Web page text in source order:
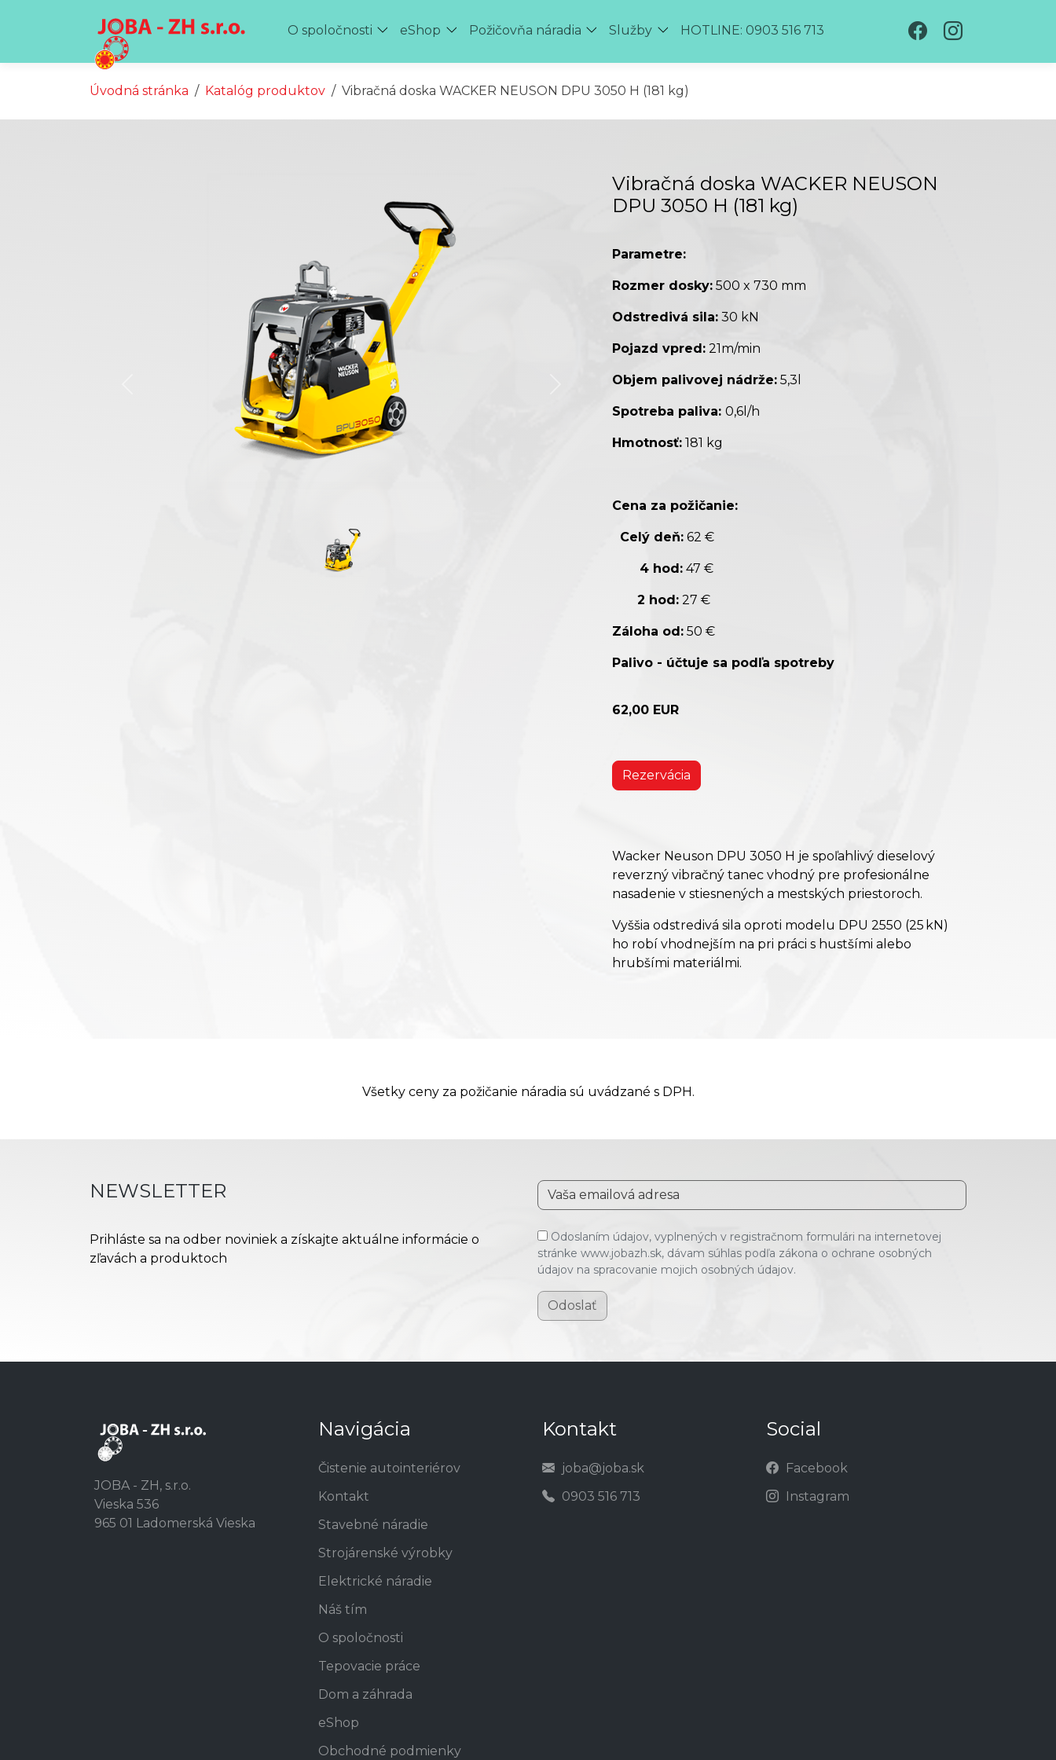
O spoločnosti
eShop Požičovňa náradia Služby HOTLINE: 0903 516 713
Úvodná stránka Katalóg produktov Vibračná doska WACKER NEUSON DPU 3050 H (181 kg)
Vibračná doska WACKER NEUSON
DPU 3050 H (181 kg)
Parametre:
Rozmer dosky: 500 x 730 mm
Odstredivá sila: 30 kN
Pojazd vpred: 21m/min
Objem palivovej nádrže: 5,3l
Spotreba paliva: 0,6l/h
Hmotnosť: 181 kg
Cena za požičanie:
Celý deň: 62 €
4 hod: 47 €
2 hod: 27 €
Záloha od: 50 €
Palivo - účtuje sa podľa spotreby
62,00 EUR
Rezervácia
Wacker Neuson DPU 3050 H je spoľahlivý dieselový
reverzný vibračný tanec vhodný pre profesionálne
nasadenie v stiesnených a mestských priestoroch.
Vyššia odstredivá sila oproti modelu DPU 2550 (25 kN)
ho robí vhodnejším na pri práci s hustšími alebo
hrubšími materiálmi.
Všetky ceny za požičanie náradia sú uvádzané s DPH.
NEWSLETTER
Prihláste sa na odber noviniek a získajte aktuálne informácie o
zľavách a produktoch
Odoslaním údajov, vyplnených v registračnom formulári na internetovej
stránke www.jobazh.sk, dávam súhlas podľa zákona o ochrane osobných
údajov na spracovanie mojich osobných údajov.
Odoslať
JOBA - ZH, s.r.o.
Vieska 536
965 01 Ladomerská Vieska
Navigácia
Čistenie autointeriérov
Kontakt
Stavebné náradie
Strojárenské výrobky
Elektrické náradie
Náš tím
O spoločnosti
Tepovacie práce
Dom a záhrada
eShop
Obchodné podmienky
Kontakt
joba@joba.sk
0903 516 713
Social
Facebook
Instagram